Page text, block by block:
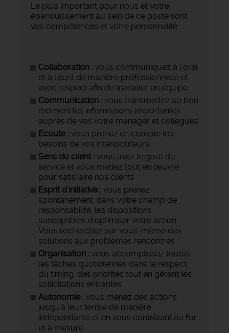
Le plus important pour nous et votre
épanouissement au sein de ce poste sont
vos compétences et votre personnalité :
Collaboration : vous communiquez à l'oral
et à l'écrit de manière professionnelle et
avec respect afin de travailler en équipe
Communication : vous transmettez au bon
moment les informations importantes
auprès de vos votre manager et collègues
Ecoute : vous prenez en compte les
besoins de vos interlocuteurs
Sens du client : vous avez le gout du
service et vous mettez tout en œuvre
pour satisfaire nos clients
Esprit d'initiative : vous prenez
spontanément, dans votre champ de
responsabilité, les dispositions
susceptibles d'optimiser votre action.
Vous recherchez par vous-même des
solutions aux problèmes rencontrés
Organisation : vous accomplissez toutes
les tâches quotidiennes dans le respect
du timing, des priorités tout en gérant les
sollicitations entrantes
Autonomie : vous menez des actions
jusqu'à leur terme de manière
indépendante et en vous contrôlant au fur
et à mesure